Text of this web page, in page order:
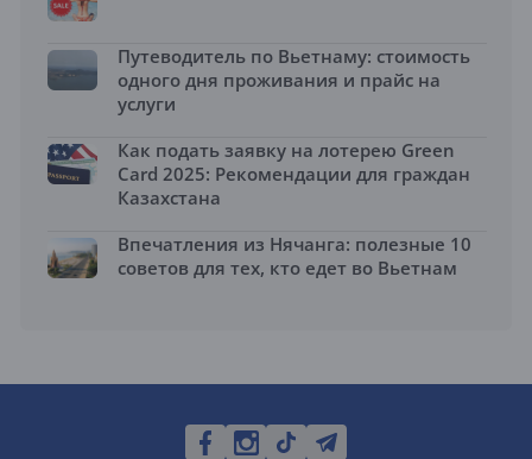
Путеводитель по Вьетнаму: стоимость
одного дня проживания и прайс на
услуги
Как подать заявку на лотерею Green
Card 2025: Рекомендации для граждан
Казахстана
Впечатления из Нячанга: полезные 10
советов для тех, кто едет во Вьетнам